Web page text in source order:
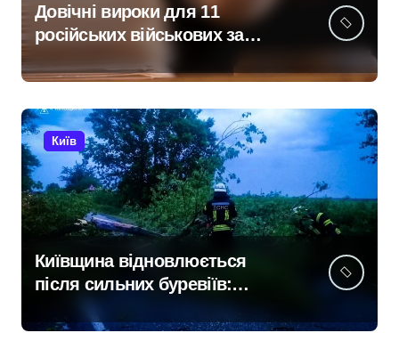
Довічні вироки для 11
російських військових за
Київщині
Київ
Київщина відновлюється
після сильних буревіїв:
пошкоджено 62 будинки,
понад 18 тисяч родин